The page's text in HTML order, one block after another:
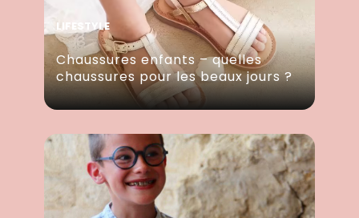
LIFESTYLE
Chaussures enfants – quelles
chaussures pour les beaux jours ?